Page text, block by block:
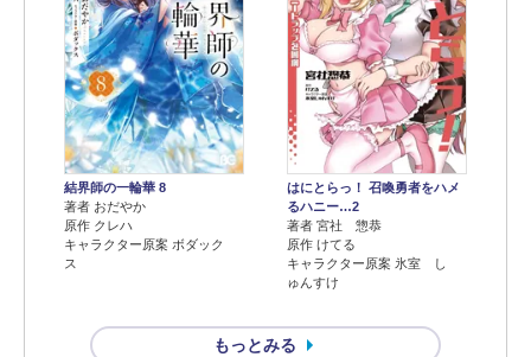
結界師の一輪華 8
著者 おだやか
原作 クレハ
キャラクター原案 ボダック
ス
はにとらっ！ 召喚勇者をハメ
るハニー…2
著者 宮社 惣恭
原作 けてる
キャラクター原案 氷室 し
ゅんすけ
もっとみる